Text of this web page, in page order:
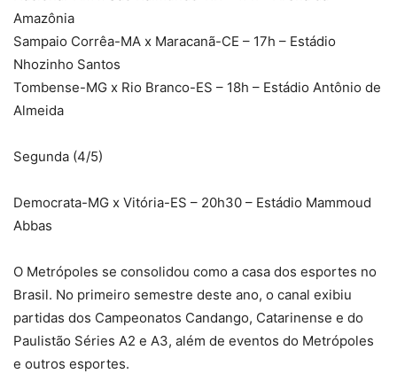
Amazônia
Sampaio Corrêa-MA x Maracanã-CE – 17h – Estádio
Nhozinho Santos
Tombense-MG x Rio Branco-ES – 18h – Estádio Antônio de
Almeida
Segunda (4/5)
Democrata-MG x Vitória-ES – 20h30 – Estádio Mammoud
Abbas
O Metrópoles se consolidou como a casa dos esportes no
Brasil. No primeiro semestre deste ano, o canal exibiu
partidas dos Campeonatos Candango, Catarinense e do
Paulistão Séries A2 e A3, além de eventos do Metrópoles
e outros esportes.